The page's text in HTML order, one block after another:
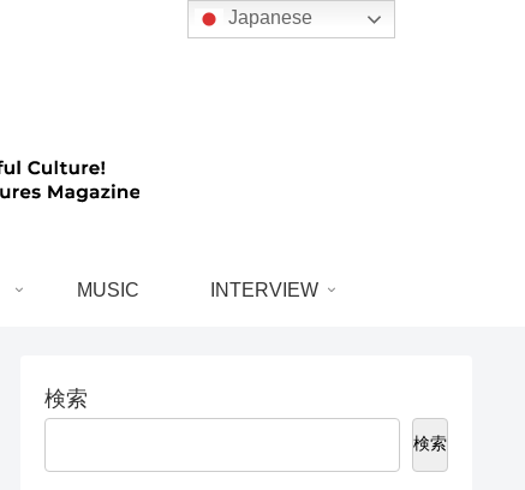
MUSIC INTERVIEW
検索
検索
Japanese